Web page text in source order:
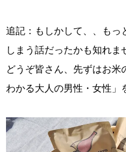
追記：もしかして、、もっ
しまう話だったかも知れま
どうぞ皆さん、先ずはお
わかる大人の男性・女性」